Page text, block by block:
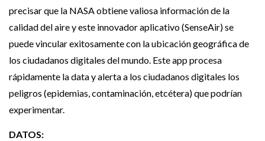
precisar que la NASA obtiene valiosa información de la
calidad del aire y este innovador aplicativo (SenseAir) se
puede vincular exitosamente con la ubicación geográfica de
los ciudadanos digitales del mundo. Este app procesa
rápidamente la data y alerta a los ciudadanos digitales los
peligros (epidemias, contaminación, etcétera) que podrían
experimentar.
DATOS: